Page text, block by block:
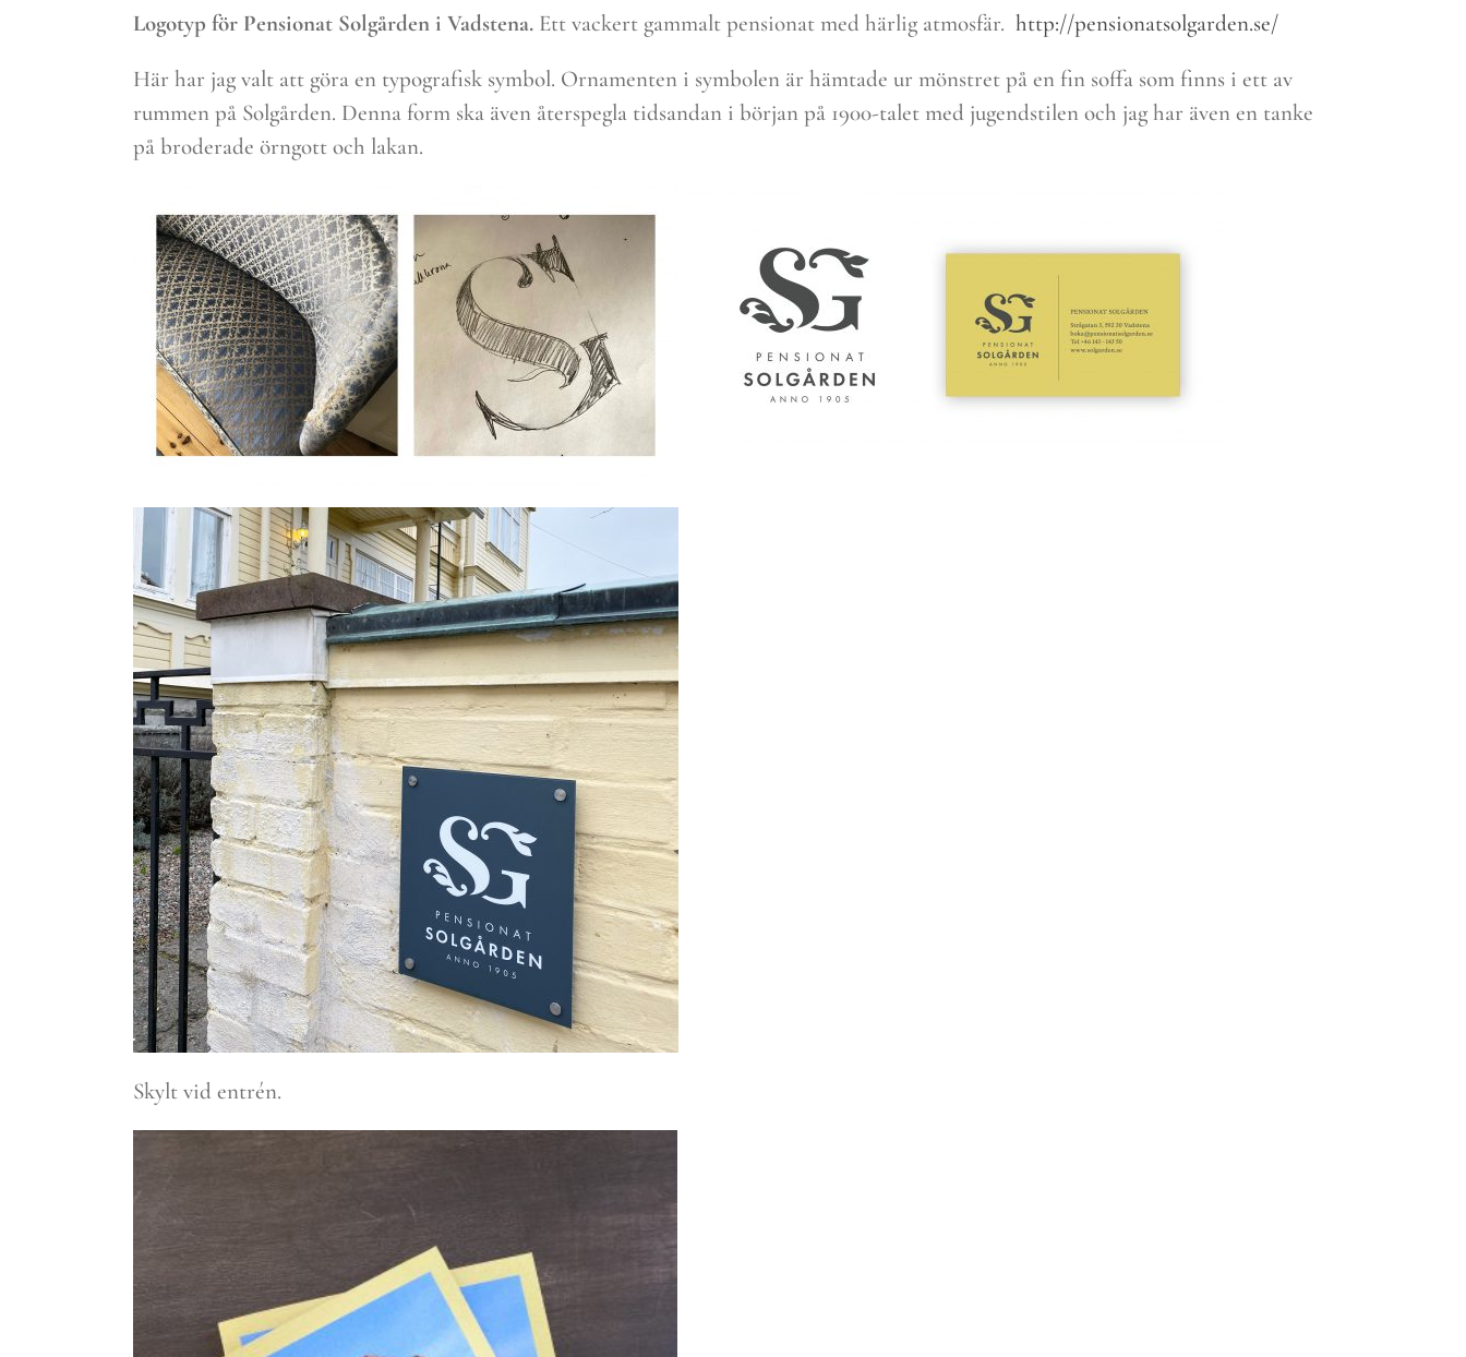
Logotyp för Pensionat Solgården i Vadstena. Ett vackert gammalt pensionat med härlig atmosfär. http://pensionatsolgarden.se/
Här har jag valt att göra en typografisk symbol. Ornamenten i symbolen är hämtade ur mönstret på en fin soffa som finns i ett av
rummen på Solgården. Denna form ska även återspegla tidsandan i början på 1900-talet med jugendstilen och jag har även en tanke
på broderade örngott och lakan.
Skylt vid entrén.